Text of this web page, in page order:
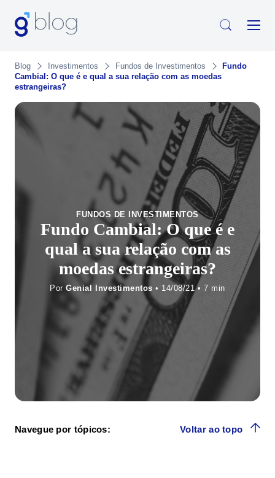
Blog Investimentos Fundos de Investimentos
Fundo
Cambial: O que é e qual a sua relação com as moedas
estrangeiras?
FUNDOS DE INVESTIMENTOS
Fundo Cambial: O que é e
qual a sua relação com as
moedas estrangeiras?
PorGenial Investimentos • 14/08/21 •
Navegue por tópicos: Voltar ao topo